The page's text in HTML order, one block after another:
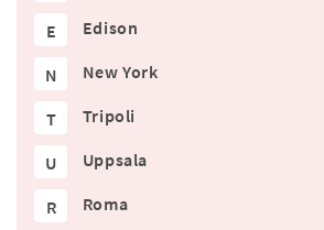
E Edison
N New York
T Tripoli
U Uppsala
R Roma